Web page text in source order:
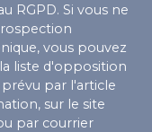
RGPD. Si vous ne
vous pouvez
liste d'opposition
par l'article
sur le site
par courrier